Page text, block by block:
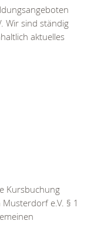
Wir sind ständig
aktuelles
Kursbuchung
e.V. § 1